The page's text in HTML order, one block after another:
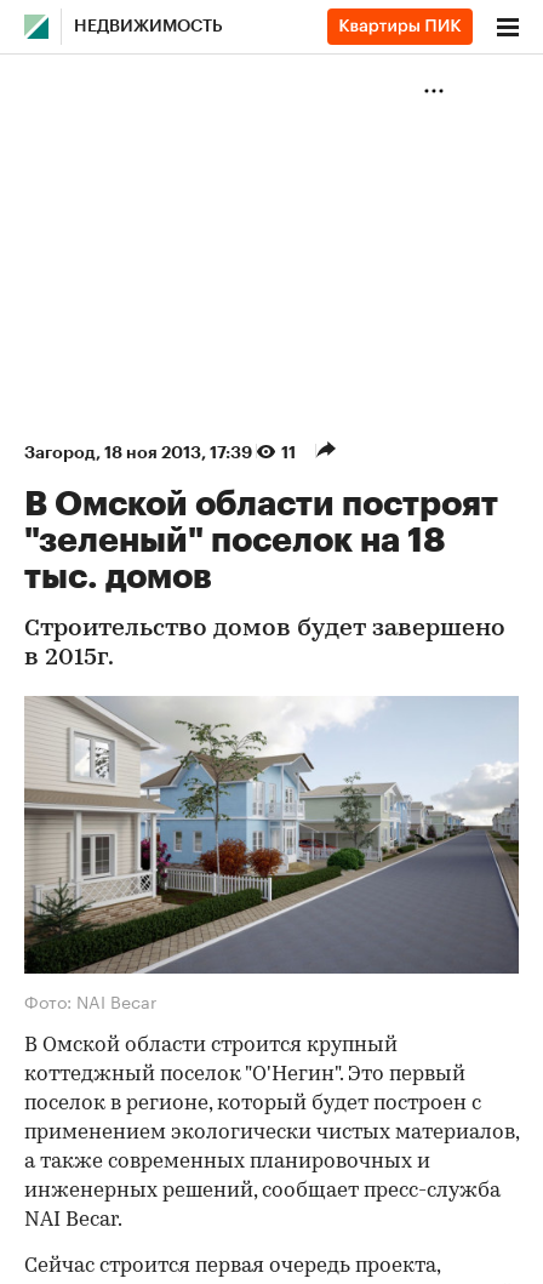
НЕДВИЖИМОСТЬ
Загород⁠, 18 ноя 2013, 17:39 11
В Омской области построят
"зеленый" поселок на 18
тыс. домов
Строительство домов будет завершено
в 2015г.
Фото: NAI Becar
В Омской области строится крупный
коттеджный поселок "О'Негин". Это первый
поселок в регионе, который будет построен с
применением экологически чистых материалов,
а также современных планировочных и
инженерных решений, сообщает пресс-служба
NAI Becar.
Сейчас строится первая очередь проекта,